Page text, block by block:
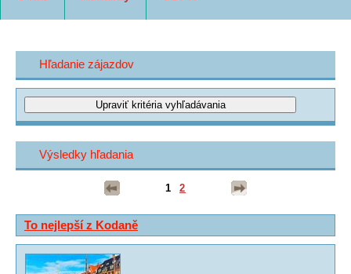
Hľadanie zájazdov
Výsledky hľadania
1 2
To nejlepší z Kodaně